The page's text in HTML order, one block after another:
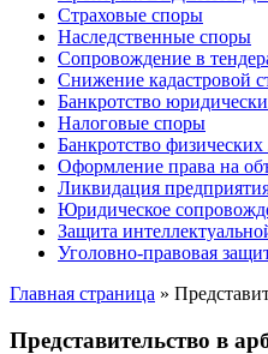
Страховые споры
Наследственные споры
Сопровождение в
Снижение кадастровой
Банкротство
Налоговые споры
Банкротство
Оформление права на
Ликвидация
Юридическое
Защита
Уголовно-правовая
Главная страница »
Представительство в